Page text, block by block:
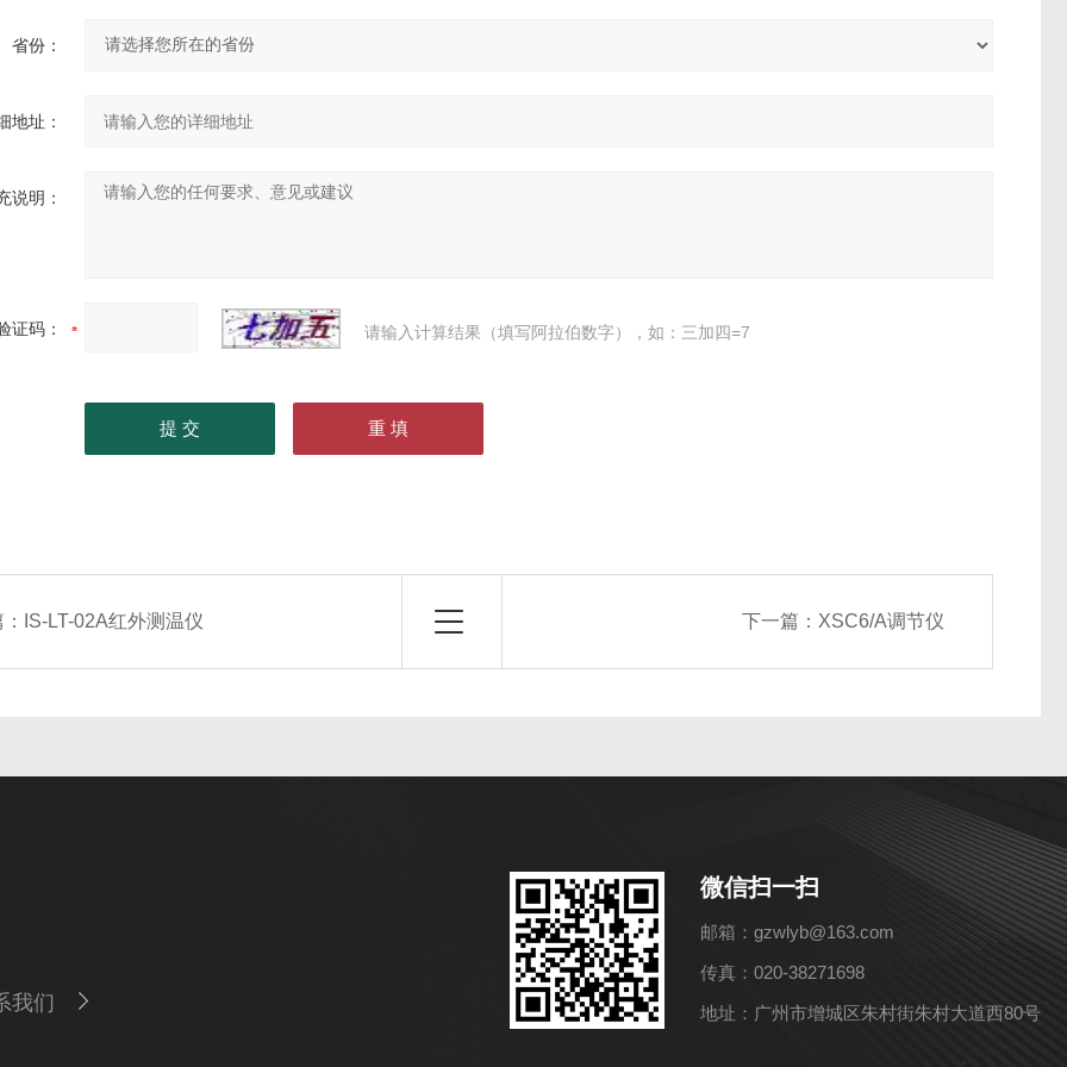
省份：
地址：
说明：
证码： 请输入计算结果（填写阿拉伯数字），如：三加四=7
IS-LT-02A红外测温仪 下一篇： XSC6/A调节仪
我们
微信扫一扫
邮箱：gzwlyb@163.com
传真：020-38271698
地址：广州市增城区朱村街朱村大道西80号